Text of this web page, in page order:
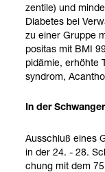
zen­tile) und
Dia­be­tes bei
zu einer Gruppe
po­si­tas mit BMI
pi­dä­mie, erhöhte
syn­drom,
In der
Aus­schluß eines
in der 24. - 28.
chung mit dem